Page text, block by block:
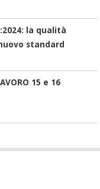
la qualità
standard
15 e 16